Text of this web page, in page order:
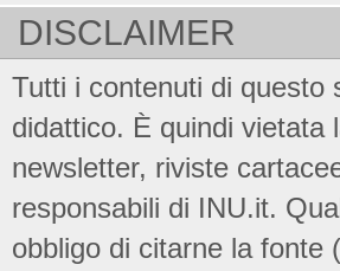
DISCLAIMER
Tutti i contenuti di questo
didattico. È quindi vietata
newsletter, riviste
responsabili di INU.it.
obbligo di citarne la fonte (